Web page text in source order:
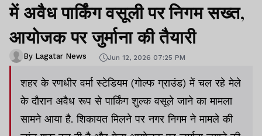
में अवैध पार्किंग वसूली पर निगम सख्त,
आयोजक पर जुर्माना की तैयारी
By Lagatar News Jun 12, 2026 07:25 PM
शहर के रणधीर वर्मा स्टेडियम (गोल्फ ग्राउंड) में चल रहे मेले
के दौरान अवैध रूप से पार्किंग शुल्क वसूले जाने का मामला
सामने आया है. शिकायत मिलने पर नगर निगम ने मामले की